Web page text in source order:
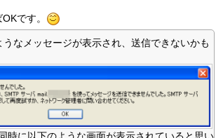
です。
なメッセージが表示され、送信できないかも